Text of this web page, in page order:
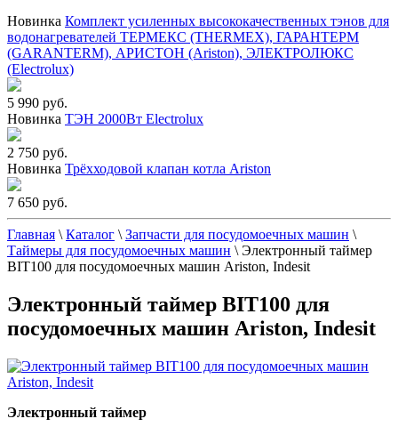
Новинка Комплект усиленных высококачественных тэнов для
водонагревателей ТЕРМЕКС (THERMEX), ГАРАНТЕРМ
(GARANTERM), АРИСТОН (Ariston), ЭЛЕКТРОЛЮКС
(Electrolux)
5 990 руб.
Новинка ТЭН 2000Вт Electrolux
2 750 руб.
Новинка Трёхходовой клапан котла Ariston
7 650 руб.
Главная \ Каталог \ Запчасти для посудомоечных машин \
Таймеры для посудомоечных машин \ Электронный таймер
BIT100 для посудомоечных машин Ariston, Indesit
Электронный таймер BIT100 для
посудомоечных машин Ariston, Indesit
Электронный таймер